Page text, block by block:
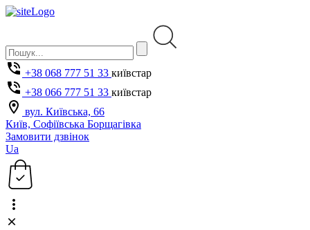
+38 068 777 51 33 київстар
+38 066 777 51 33 київстар
вул. Київська, 66
Київ, Софіївська Борщагівка
Замовити дзвінок
Ua